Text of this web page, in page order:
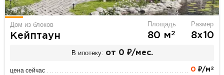
Дом из блоков
Кейптаун
Площадь
80 м2
Размер
8х10
В ипотеку: от 0 ₽/мес.
цена сейчас 0 ₽/м 2